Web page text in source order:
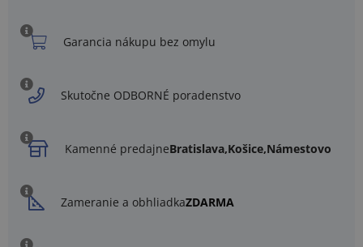
Garancia nákupu bez omylu
Skutočne ODBORNÉ poradenstvo
Kamenné predajneBratislava,Košice,Námestovo
Zameranie a obhliadkaZDARMA